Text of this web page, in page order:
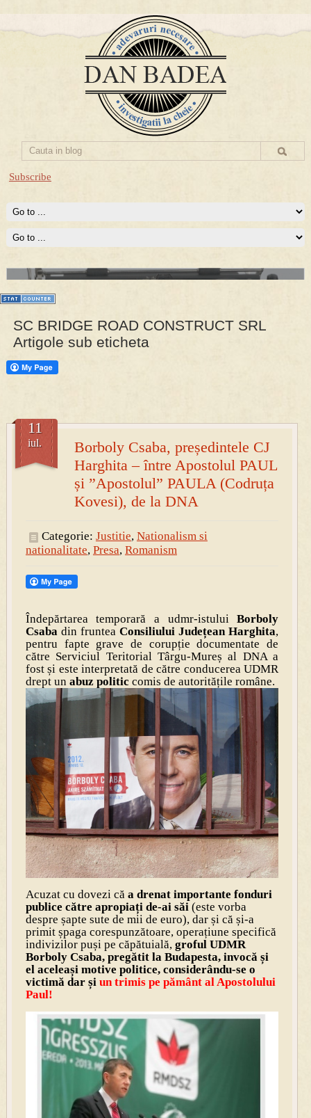
Subscribe
PRESA
Prima mea carte publicata (Nemira)
Averea Presedintelui: prima lucrare despre controversatele
conturi secrete ale Securitatii.
SC BRIDGE ROAD CONSTRUCT SRL
Artigole sub eticheta
Borboly Csaba, președintele CJ
Harghita – între Apostolul PAUL
și ”Apostolul” PAULA (Codruța
Kovesi), de la DNA
11
iul.
Categorie: Justitie, Nationalism si
nationalitate, Presa, Romanism
Îndepărtarea temporară a udmr-istuluiBorboly
Csabadin frunteaConsiliului Județean Harghita,
pentru fapte grave de corupție documentate de
către Serviciul Teritorial Târgu-Mureș al DNA a
fost și este interpretată de către conducerea UDMR
drept un abuz politic comis de autoritățile române.
Acuzat cu dovezi că a drenat importante fonduri
publice către apropiați de-ai săi(este vorba
despre șapte sute de mii de euro), dar și că și-a
primit șpaga corespunzătoare, operațiune specifică
indivizilor puși pe căpătuială,groful UDMR
Borboly Csaba, pregătit la Budapesta, invocă și
el aceleași motive politice, considerându-se o
victimă dar și un trimis pe pământ al Apostolului
Paul!